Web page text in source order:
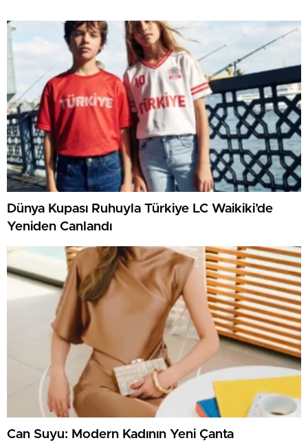
Dünya Kupası Ruhuyla Türkiye LC Waikiki’de
Yeniden Canlandı
Can Suyu: Modern Kadının Yeni Çanta